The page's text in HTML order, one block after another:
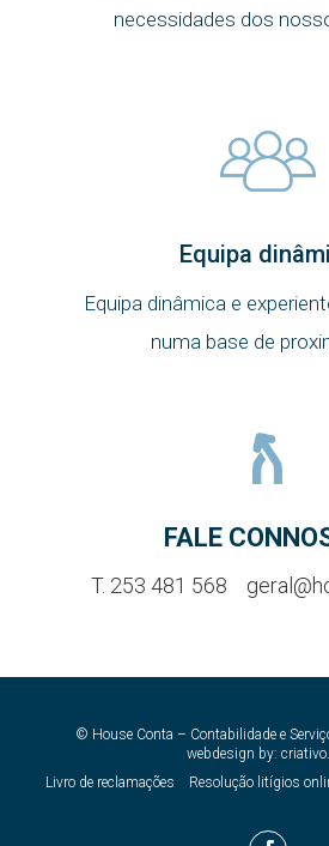
necessidades dos
Equipa
Equipa dinâmica e
numa base de
FALE
T. 253 481 568
© House Conta – Contabilidade e
webdesign by:
Livro de reclamações
Resolução litígios